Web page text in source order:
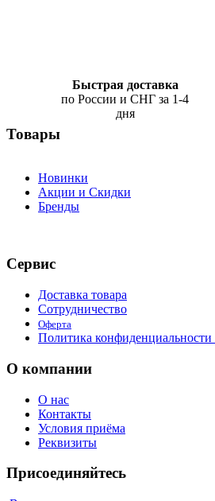
Быстрая доставка
по России и СНГ за 1-4
дня
Товары
Новинки
Акции и Скидки
Бренды
Сервис
Доставка товара
Сотрудничество
Оферта
Политика
О компании
О нас
Контакты
Условия приёма
Реквизиты
Присоединяйтесь